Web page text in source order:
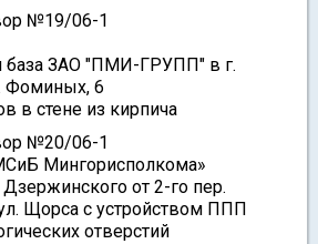
№19/06-1
база ЗАО "ПМИ-ГРУПП" в г.
Фоминых, 6
в стене из кирпича
№20/06-1
Мингорисполкома»
от 2-го пер.
Щорса с устройством ППП
отверстий